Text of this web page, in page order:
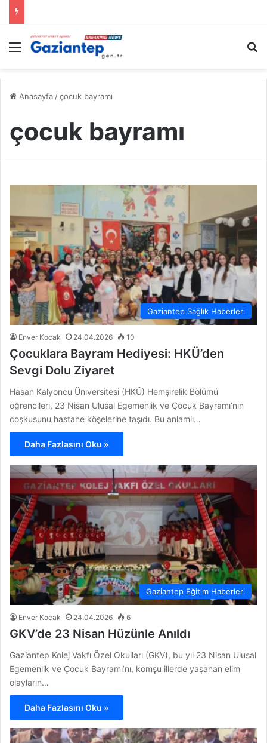
Menü
Anasayfa /çocuk bayramı
çocuk bayramı
Gaziantep Sağlık Haberleri
Enver Kocak 24.04.2026 10
Çocuklara Bayram Hediyesi: HKÜ’den
Sevgi Dolu Ziyaret
Hasan Kalyoncu Üniversitesi (HKÜ) Hemşirelik Bölümü
öğrencileri, 23 Nisan Ulusal Egemenlik ve Çocuk Bayramı’nın
coşkusunu hastane köşelerine taşıdı. Bu anlamlı…
Daha Fazlasını Oku »
Gaziantep Eğitim Haberleri
Enver Kocak 24.04.2026 6
GKV’de 23 Nisan Hüzünle Anıldı
Gaziantep Kolej Vakfı Özel Okulları (GKV), bu yıl 23 Nisan Ulusal
Egemenlik ve Çocuk Bayramı’nı, komşu illerde yaşanan elim
olayların…
Daha Fazlasını Oku »